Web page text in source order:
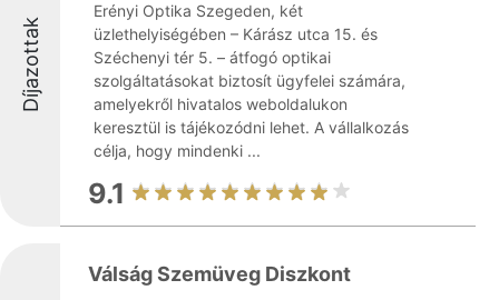
Díjazottak
Erényi Optika Szegeden, két
üzlethelyiségében – Kárász utca 15. és
Széchenyi tér 5. – átfogó optikai
szolgáltatásokat biztosít ügyfelei számára,
amelyekről hivatalos weboldalukon
keresztül is tájékozódni lehet. A vállalkozás
célja, hogy mindenki ...
9.1
Válság Szemüveg Diszkont